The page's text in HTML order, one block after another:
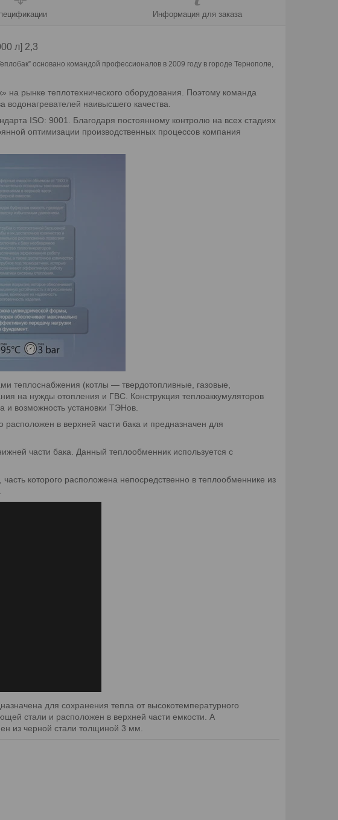
Информация для заказа
л] 2,3
основано командой профессионалов в 2009 году в городе Тернополе,
на рынке теплотехнического оборудования. Поэтому команда
наивысшего качества.
ISO: 9001. Благодаря постоянному контролю на всех стадиях
оптимизации производственных процессов компания
теплоснабжения (котлы — твердотопливные, газовые,
на нужды отопления и ГВС. Конструкция теплоаккумуляторов
возможность установки ТЭНов.
в верхней части бака и предназначен для
части бака. Данный теплообменник используется с
которого расположена непосредственно в теплообменнике из
для сохранения тепла от высокотемпературного
стали и расположен в верхней части емкости. А
из черной стали толщиной 3 мм.